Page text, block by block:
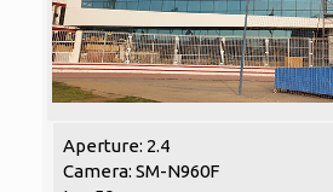
Aperture: 2.4
Camera: SM-N960F